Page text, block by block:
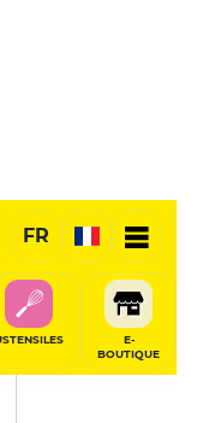
FR
E-
BOUTIQUE
PARTAGER